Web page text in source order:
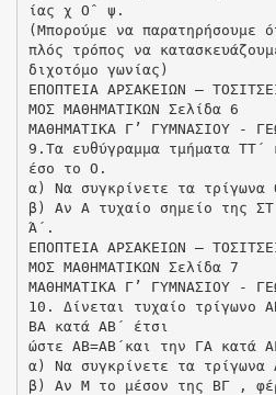
ίας χ Oˆ ψ.
(Μπορούμε να παρατηρήσουμε
πλός τρόπος να
διχοτόμο γωνίας)
ΕΠΟΠΤΕΙΑ ΑΡΣΑΚΕΙΩΝ –
ΜΟΣ ΜΑΘΗΜΑΤΙΚΩΝ Σελίδα 6
ΜΑΘΗΜΑΤΙΚΑ Γ’ ΓΥΜΝΑΣΙΟΥ -
9.Τα ευθύγραμμα τμήματα
έσο το Ο.
α) Να συγκρίνετε τα τρίγωνα
β) Αν Α τυχαίο σημείο της
Ά΄.
ΕΠΟΠΤΕΙΑ ΑΡΣΑΚΕΙΩΝ –
ΜΟΣ ΜΑΘΗΜΑΤΙΚΩΝ Σελίδα 7
ΜΑΘΗΜΑΤΙΚΑ Γ’ ΓΥΜΝΑΣΙΟΥ -
10. Δίνεται τυχαίο τρίγωνο
ΒΑ κατά ΑΒ΄ έτσι
ώστε ΑΒ=ΑΒ΄και την ΓΑ κατά
α) Να συγκρίνετε τα τρίγωνα
β) Αν Μ το μέσον της ΒΓ ,